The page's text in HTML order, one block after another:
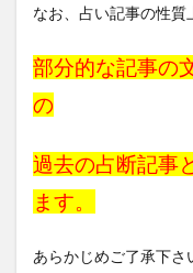
なお、占い記事の性質
部分的な記事の
の
過去の占断記事
ます。
あらかじめご了承下さ